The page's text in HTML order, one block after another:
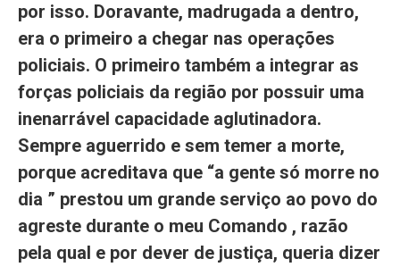
por isso. Doravante, madrugada a dentro,
era o primeiro a chegar nas operações
policiais. O primeiro também a integrar as
forças policiais da região por possuir uma
inenarrável capacidade aglutinadora.
Sempre aguerrido e sem temer a morte,
porque acreditava que “a gente só morre no
dia ” prestou um grande serviço ao povo do
agreste durante o meu Comando , razão
pela qual e por dever de justiça, queria dizer